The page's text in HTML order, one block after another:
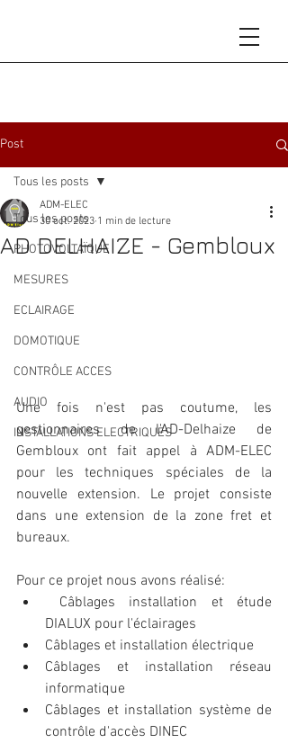
Post
Tous les posts
PHOTOVOLTAÏQUE
MESURES
ECLAIRAGE
DOMOTIQUE
CONTRÔLE ACCES
AUDIO
INSTALLATIONS ELECTRIQUES
Tous les posts
AD DELHAIZE - Gembloux
ADM-ELEC
30 oct. 2023 1 min de lecture
Une fois n'est pas coutume, les
gestionnaires de l'AD-Delhaize de
Gembloux ont fait appel à ADM-ELEC
pour les techniques spéciales de la
nouvelle extension. Le projet consiste
dans une extension de la zone fret et
bureaux.
Pour ce projet nous avons réalisé:
DIALUX pour l'éclairages
Câblages et installation électrique
Câblages et installation réseau
informatique
Câblages et installation système de
contrôle d'accès DINEC